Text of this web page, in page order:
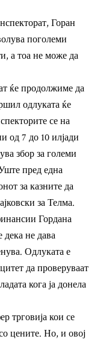
Горан
поголеми
а тоа не може да
ќе продолжиме да
одлуката ќе
се на
од 7 до 10 илјади
збор за големи
пред една
за казните да
за Телма.
Гордана
не дава
Одлуката е
да проверуваат
кога ја донела
трговија кои се
цените. Но, и овој